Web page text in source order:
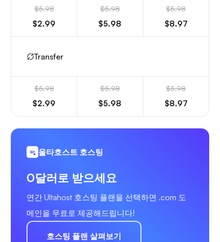
$5.98
$2.99
$5.98
$5.98
$5.98
$8.97
Transfer
$5.98
$2.99
$5.98
$5.98
$5.98
$8.97
울타호스트 호스팅
0달러로 받으세요
연간 Ultahost 호스팅 플랜을 선택하면 .com 도
메인을 무료로 제공해드립니다!
호스팅 플랜 살펴보기